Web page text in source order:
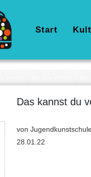
Start
Das kannst du
von
28.01.22